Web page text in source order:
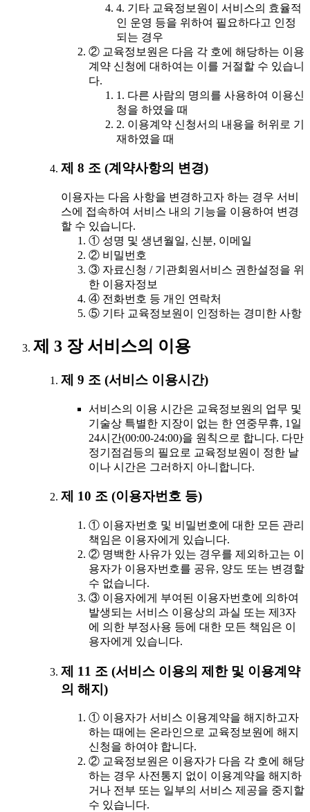
4. 기타 교육정보원이 서비스의 효율적
인 운영 등을 위하여 필요하다고 인정
되는 경우
② 교육정보원은 다음 각 호에 해당하는 이용
계약 신청에 대하여는 이를 거절할 수 있습니
다.
1. 다른 사람의 명의를 사용하여 이용신
청을 하였을 때
2. 이용계약 신청서의 내용을 허위로 기
재하였을 때
제 8 조 (계약사항의 변경)
이용자는 다음 사항을 변경하고자 하는 경우 서비
스에 접속하여 서비스 내의 기능을 이용하여 변경
할 수 있습니다.
① 성명 및 생년월일, 신분, 이메일
② 비밀번호
③ 자료신청 / 기관회원서비스 권한설정을 위
한 이용자정보
④ 전화번호 등 개인 연락처
⑤ 기타 교육정보원이 인정하는 경미한 사항
제 3 장 서비스의 이용
제 9 조 (서비스 이용시간)
서비스의 이용 시간은 교육정보원의 업무 및
기술상 특별한 지장이 없는 한 연중무휴, 1일
24시간(00:00-24:00)을 원칙으로 합니다. 다만
정기점검등의 필요로 교육정보원이 정한 날
이나 시간은 그러하지 아니합니다.
제 10 조 (이용자번호 등)
① 이용자번호 및 비밀번호에 대한 모든 관리
책임은 이용자에게 있습니다.
② 명백한 사유가 있는 경우를 제외하고는 이
용자가 이용자번호를 공유, 양도 또는 변경할
수 없습니다.
③ 이용자에게 부여된 이용자번호에 의하여
발생되는 서비스 이용상의 과실 또는 제3자
에 의한 부정사용 등에 대한 모든 책임은 이
용자에게 있습니다.
제 11 조 (서비스 이용의 제한 및 이용계약
의 해지)
① 이용자가 서비스 이용계약을 해지하고자
하는 때에는 온라인으로 교육정보원에 해지
신청을 하여야 합니다.
② 교육정보원은 이용자가 다음 각 호에 해당
하는 경우 사전통지 없이 이용계약을 해지하
거나 전부 또는 일부의 서비스 제공을 중지할
수 있습니다.